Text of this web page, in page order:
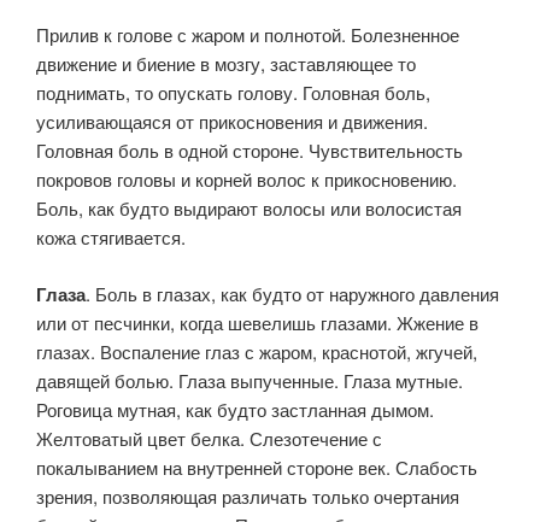
Прилив к голове с жаром и полнотой. Болезненное
движение и биение в мозгу, заставляющее то
поднимать, то опускать голову. Головная боль,
усиливающаяся от прикосновения и движения.
Головная боль в одной стороне. Чувствительность
покровов головы и корней волос к прикосновению.
Боль, как будто выдирают волосы или волосистая
кожа стягивается.
Глаза. Боль в глазах, как будто от наружного давления
или от песчинки, когда шевелишь глазами. Жжение в
глазах. Воспаление глаз с жаром, краснотой, жгучей,
давящей болью. Глаза выпученные. Глаза мутные.
Роговица мутная, как будто застланная дымом.
Желтоватый цвет белка. Слезотечение с
покалыванием на внутренней стороне век. Слабость
зрения, позволяющая различать только очертания